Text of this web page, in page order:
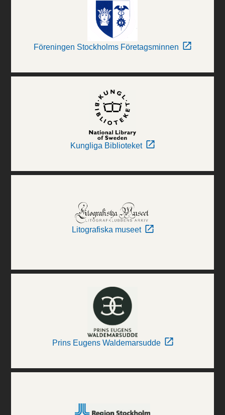
Föreningen Stockholms Företagsminnen
Kungliga Biblioteket
Litografiska museet
Prins Eugens Waldemarsudde